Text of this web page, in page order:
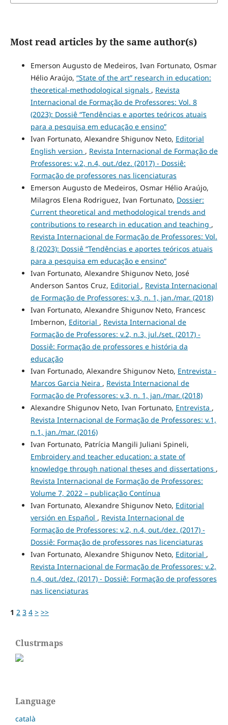
Most read articles by the same author(s)
Emerson Augusto de Medeiros, Ivan Fortunato, Osmar
Hélio Araújo, “State of the art” research in education:
theoretical-methodological signals , Revista
Internacional de Formação de Professores: Vol. 8
(2023): Dossiê “Tendências e aportes teóricos atuais
para a pesquisa em educação e ensino”
Ivan Fortunato, Alexandre Shigunov Neto, Editorial
English version , Revista Internacional de Formação de
Professores: v.2, n.4, out./dez. (2017) - Dossiê:
Formação de professores nas licenciaturas
Emerson Augusto de Medeiros, Osmar Hélio Araújo,
Milagros Elena Rodriguez, Ivan Fortunato, Dossier:
Current theoretical and methodological trends and
contributions to research in education and teaching ,
Revista Internacional de Formação de Professores: Vol.
8 (2023): Dossiê “Tendências e aportes teóricos atuais
para a pesquisa em educação e ensino”
Ivan Fortunato, Alexandre Shigunov Neto, José
Anderson Santos Cruz, Editorial , Revista Internacional
de Formação de Professores: v.3, n. 1, jan./mar. (2018)
Ivan Fortunato, Alexandre Shigunov Neto, Francesc
Imbernon, Editorial , Revista Internacional de
Formação de Professores: v.2, n.3, jul./set. (2017) -
Dossiê: Formação de professores e história da
educação
Ivan Fortunado, Alexandre Shigunov Neto, Entrevista -
Marcos Garcia Neira , Revista Internacional de
Formação de Professores: v.3, n. 1, jan./mar. (2018)
Alexandre Shigunov Neto, Ivan Fortunato, Entrevista ,
Revista Internacional de Formação de Professores: v.1,
n.1, jan./mar. (2016)
Ivan Fortunato, Patrícia Mangili Juliani Spineli,
Embroidery and teacher education: a state of
knowledge through national theses and dissertations ,
Revista Internacional de Formação de Professores:
Volume 7, 2022 – publicação Contínua
Ivan Fortunato, Alexandre Shigunov Neto, Editorial
versión en Español , Revista Internacional de
Formação de Professores: v.2, n.4, out./dez. (2017) -
Dossiê: Formação de professores nas licenciaturas
Ivan Fortunato, Alexandre Shigunov Neto, Editorial ,
Revista Internacional de Formação de Professores: v.2,
n.4, out./dez. (2017) - Dossiê: Formação de professores
nas licenciaturas
1 2 3 4 > >>
Clustrmaps
Language
català